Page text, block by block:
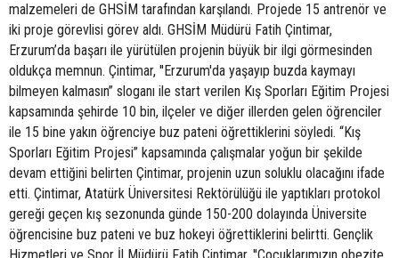
malzemeleri de GHSİM tarafından karşılandı. Projede 15 antrenör ve
iki proje görevlisi görev aldı. GHSİM Müdürü Fatih Çintimar,
Erzurum’da başarı ile yürütülen projenin büyük bir ilgi görmesinden
oldukça memnun. Çintimar, ''Erzurum'da yaşayıp buzda kaymayı
bilmeyen kalmasın” sloganı ile start verilen Kış Sporları Eğitim Projesi
kapsamında şehirde 10 bin, ilçeler ve diğer illerden gelen öğrenciler
ile 15 bine yakın öğrenciye buz pateni öğrettiklerini söyledi. “Kış
Sporları Eğitim Projesi” kapsamında çalışmalar yoğun bir şekilde
devam ettiğini belirten Çintimar, projenin uzun soluklu olacağını ifade
etti. Çintimar, Atatürk Üniversitesi Rektörülüğü ile yaptıkları protokol
gereği geçen kış sezonunda günde 150-200 dolayında Üniversite
öğrencisine buz pateni ve buz hokeyi öğrettiklerini belirtti. Gençlik